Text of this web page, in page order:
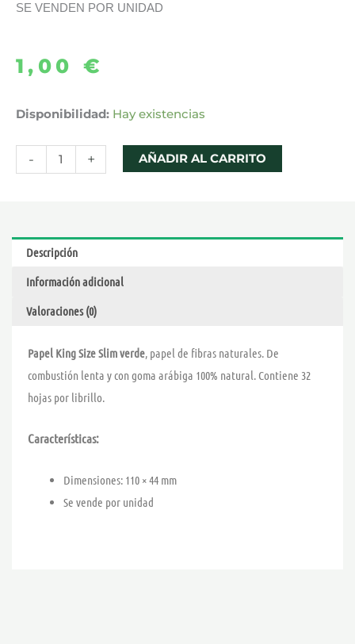
SE VENDEN POR UNIDAD
1,00 €
Disponibilidad: Hay existencias
-
PAPEL
KING
SIZE
cantidad
+ AÑADIR AL CARRITO
Descripción
Información adicional
Valoraciones (0)
Papel King SizeSlim verde, papel de fibras naturales. De
combustión lenta y con goma arábiga 100% natural. Contiene 32
hojas por librillo.
Características:
Dimensiones: 110 × 44 mm
Se vende por unidad